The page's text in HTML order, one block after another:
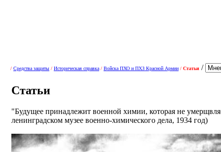
/ Средства защиты / Историческая справка / Войска ПХО и ПХЗ Красной Армии / Статьи /
Статьи
"Будущее принадлежит военной химии, которая не
ленинградском музее военно-химического дела, 1934 год)